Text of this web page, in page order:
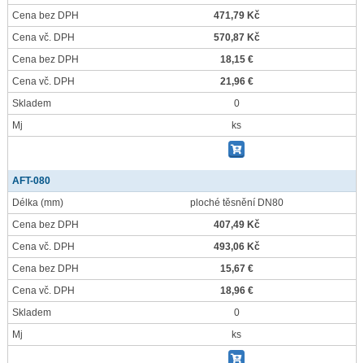
Cena bez DPH
471,79 Kč
Cena vč. DPH
570,87 Kč
Cena bez DPH
18,15 €
Cena vč. DPH
21,96 €
Skladem
0
Mj
ks
AFT-080
Délka (mm)
ploché těsnění DN80
Cena bez DPH
407,49 Kč
Cena vč. DPH
493,06 Kč
Cena bez DPH
15,67 €
Cena vč. DPH
18,96 €
Skladem
0
Mj
ks